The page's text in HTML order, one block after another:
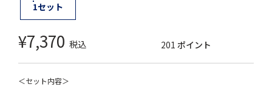
1セット
¥7,370 税込 201 ポイント
＜セット内容＞